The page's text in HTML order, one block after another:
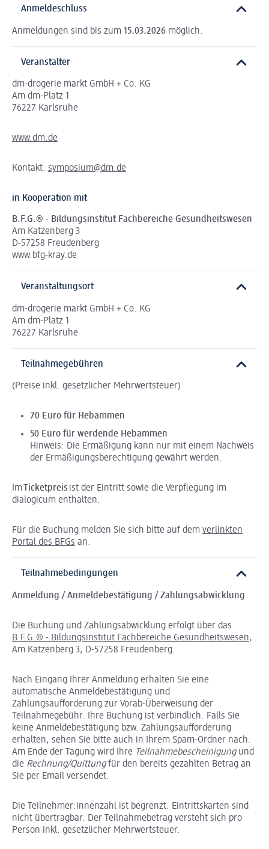
Anmeldeschluss
Anmeldungen sind bis zum 15.03.2026 möglich.
Veranstalter
dm-drogerie markt GmbH + Co. KG
Am dm-Platz 1
76227 Karlsruhe
www.dm.de
Kontakt: symposium@dm.de
in Kooperation mit
B.F.G.® - Bildungsinstitut Fachbereiche Gesundheitswesen
Am Katzenberg 3
D-57258 Freudenberg
www.bfg-kray.de
Veranstaltungsort
dm-drogerie markt GmbH + Co. KG
Am dm-Platz 1
76227 Karlsruhe
Teilnahmegebühren
(Preise inkl. gesetzlicher Mehrwertsteuer)
70 Euro für Hebammen
50 Euro für werdende Hebammen
Hinweis: Die Ermäßigung kann nur mit einem Nachweis
der Ermäßigungsberechtigung gewährt werden.
Im Ticketpreis ist der Eintritt sowie die Verpflegung im
dialogicum enthalten.
Für die Buchung melden Sie sich bitte auf dem verlinkten
Portal des BFGs an.
Teilnahmebedingungen
Anmeldung / Anmeldebestätigung / Zahlungsabwicklung
Die Buchung und Zahlungsabwicklung erfolgt über das
B.F.G.® - Bildungsinstitut Fachbereiche Gesundheitswesen,
Am Katzenberg 3, D-57258 Freudenberg.
Nach Eingang Ihrer Anmeldung erhalten Sie eine
automatische Anmeldebestätigung und
Zahlungsaufforderung zur Vorab-Überweisung der
Teilnahmegebühr. Ihre Buchung ist verbindlich. Falls Sie
keine Anmeldebestätigung bzw. Zahlungsaufforderung
erhalten, sehen Sie bitte auch in Ihrem Spam-Ordner nach.
Am Ende der Tagung wird Ihre Teilnahmebescheinigungund
die Rechnung/Quittungfür den bereits gezahlten Betrag an
Sie per Email versendet.
Die Teilnehmer:innenzahl ist begrenzt. Eintrittskarten sind
nicht übertragbar. Der Teilnahmebetrag versteht sich pro
Person inkl. gesetzlicher Mehrwertsteuer.